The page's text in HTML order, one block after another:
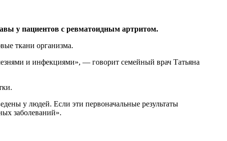
у пациентов с ревматоидным артритом.
ткани организма.
заболеваний».